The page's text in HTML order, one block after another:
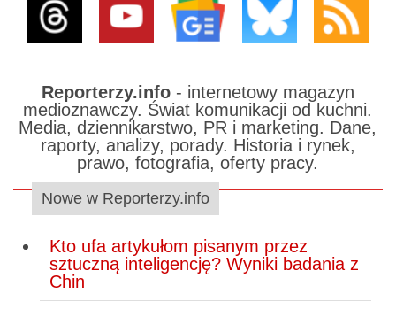
Reporterzy.info- internetowy magazyn
medioznawczy. Świat komunikacji od kuchni.
Media, dziennikarstwo, PR i marketing. Dane,
raporty, analizy, porady. Historia i rynek,
prawo, fotografia, oferty pracy.
Nowe w Reporterzy.info
Kto ufa artykułom pisanym przez
sztuczną inteligencję? Wyniki badania z
Chin